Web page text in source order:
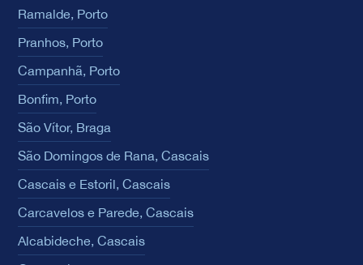
Ramalde, Porto
Pranhos, Porto
Campanhã, Porto
Bonfim, Porto
São Vítor, Braga
São Domingos de Rana, Cascais
Cascais e Estoril, Cascais
Carcavelos e Parede, Cascais
Alcabideche, Cascais